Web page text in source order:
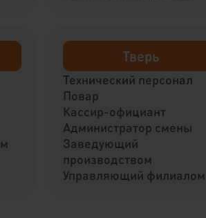
Тверь
Технический персонал
Повар
Кассир-официант
Администратор смены
Заведующий
производством
Управляющий филиалом